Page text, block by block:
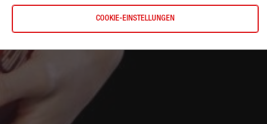
COOKIE-EINSTELLUNGEN